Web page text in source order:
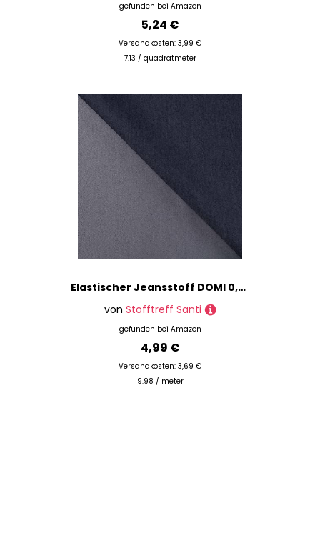
gefunden bei Amazon
5,24 €
Versandkosten: 3,99 €
7.13 / quadratmeter
Elastischer Jeansstoff DOMI 0,5m - Hosenstoff Bekleidungsstoff Meterware (Marine)
von Stofftreff Santi
gefunden bei Amazon
4,99 €
Versandkosten: 3,69 €
9.98 / meter